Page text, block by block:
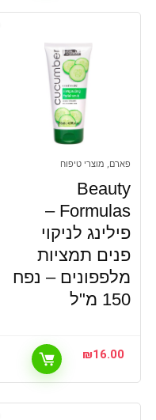
פארם, מוצרי טיפוח
Beauty
Formulas –
פילינג לניקוי
פנים תמציות
מלפפונים – נפח
150 מ"ל
₪16.00